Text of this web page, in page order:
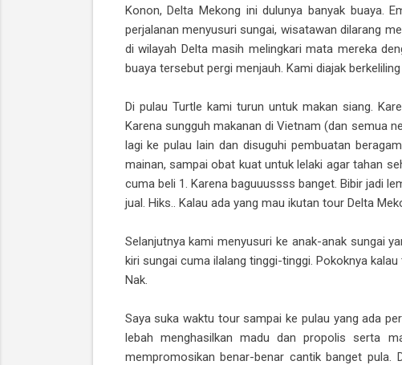
Konon, Delta Mekong ini dulunya banyak buaya.
perjalanan menyusuri sungai, wisatawan dilarang
di wilayah Delta masih melingkari mata mereka
buaya tersebut pergi menjauh. Kami diajak
Di pulau Turtle kami turun untuk makan siang.
Karena sungguh makanan di Vietnam (dan semua
lagi ke pulau lain dan disuguhi pembuatan
mainan, sampai obat kuat untuk lelaki agar tahan
cuma beli 1. Karena baguuussss banget. Bibir jadi
jual. Hiks.. Kalau ada yang mau ikutan tour Delta
Selanjutnya kami menyusuri ke anak-anak sungai
kiri sungai cuma ilalang tinggi-tinggi. Pokoknya
Nak.
Saya suka waktu tour sampai ke pulau yang ada
lebah menghasilkan madu dan propolis serta
mempromosikan benar-benar cantik banget